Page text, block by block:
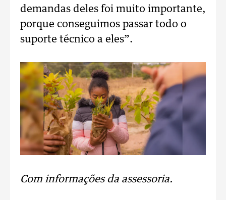
demandas deles foi muito importante,
porque conseguimos passar todo o
suporte técnico a eles”.
Com informações da assessoria.